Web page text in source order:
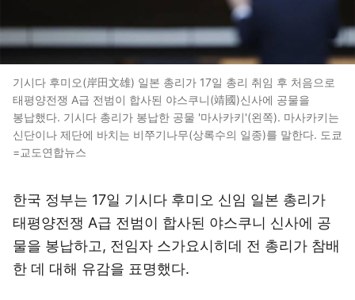
기시다 후미오(岸田文雄) 일본 총리가 17일 총리 취임 후 처음으로
태평양전쟁 A급 전범이 합사된 야스쿠니(靖國)신사에 공물을
봉납했다. 기시다 총리가 봉납한 공물 '마사카키'(왼쪽). 마사카키는
신단이나 제단에 바치는 비쭈기나무(상록수의 일종)를 말한다. 도쿄
=교도연합뉴스
한국 정부는 17일 기시다 후미오 신임 일본 총리가
태평양전쟁 A급 전범이 합사된 야스쿠니 신사에 공
물을 봉납하고, 전임자 스가요시히데 전 총리가 참배
한 데 대해 유감을 표명했다.